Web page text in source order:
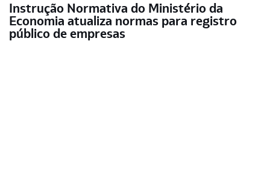
Instrução Normativa do Ministério da
Economia atualiza normas para registro
público de empresas